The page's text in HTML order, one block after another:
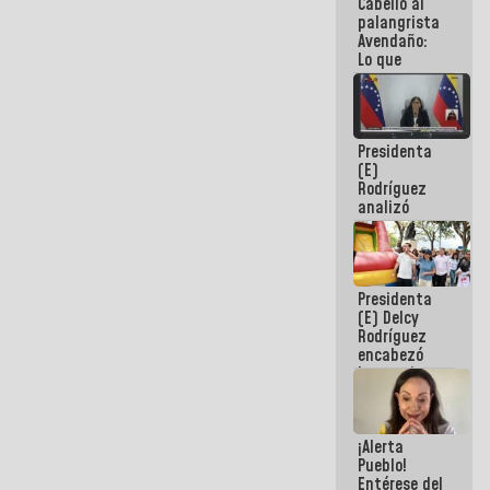
de la
República
palangrista
Avendaño:
Lo que
vayas a
escribir
hazlo hoy
por que no
sabemos si
la semana
que viene
hay
programa
Presidenta
(E)
Rodríguez
analizó
junto a
gobernadores
planes de
recuperación
del Sistema
Eléctrico
Nacional
Presidenta
(E) Delcy
Rodríguez
encabezó
lanzamiento
del Plan
Nacional de
Recreación
Vacacional
¡Alerta
Pueblo!
Entérese del